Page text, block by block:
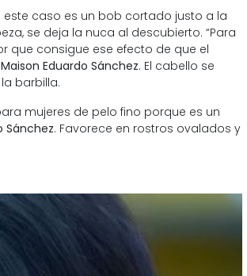
este caso es un bob cortado justo a la
se deja la nuca al descubierto. “Para
que consigue ese efecto de que el
Eduardo Sánchez. El cabello se
barbilla.
mujeres de pelo fino porque es un
Sánchez. Favorece en rostros ovalados y